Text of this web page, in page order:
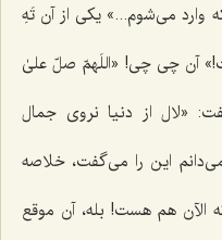
می‌شوم...» یکی از آن تَهِ
آن چی چی! «اللَهمّ صلّ علیٰ
«لال از دنیا نروی جمال
این را می‌گفت، خلاصه
الآن هم هست! بله، آن موقع